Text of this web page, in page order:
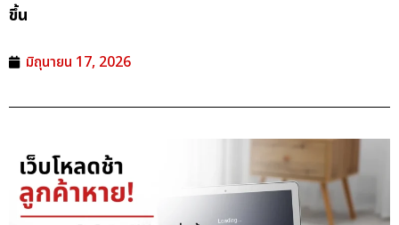
ขึ้น
มิถุนายน 17, 2026